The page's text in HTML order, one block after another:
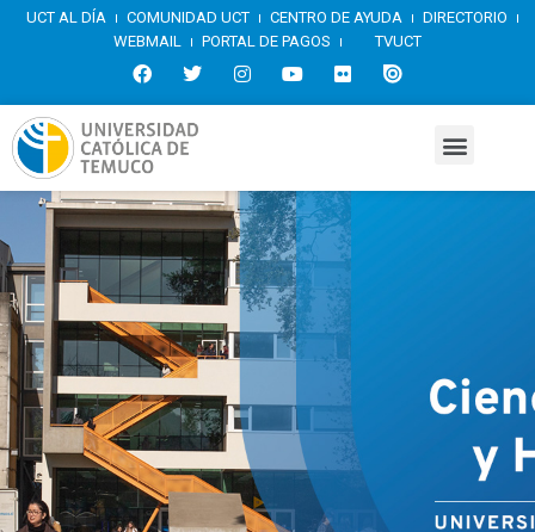
UCT AL DÍA COMUNIDAD UCT CENTRO DE AYUDA
DIRECTORIO
WEBMAIL
PORTAL DE PAGOS TVUCT